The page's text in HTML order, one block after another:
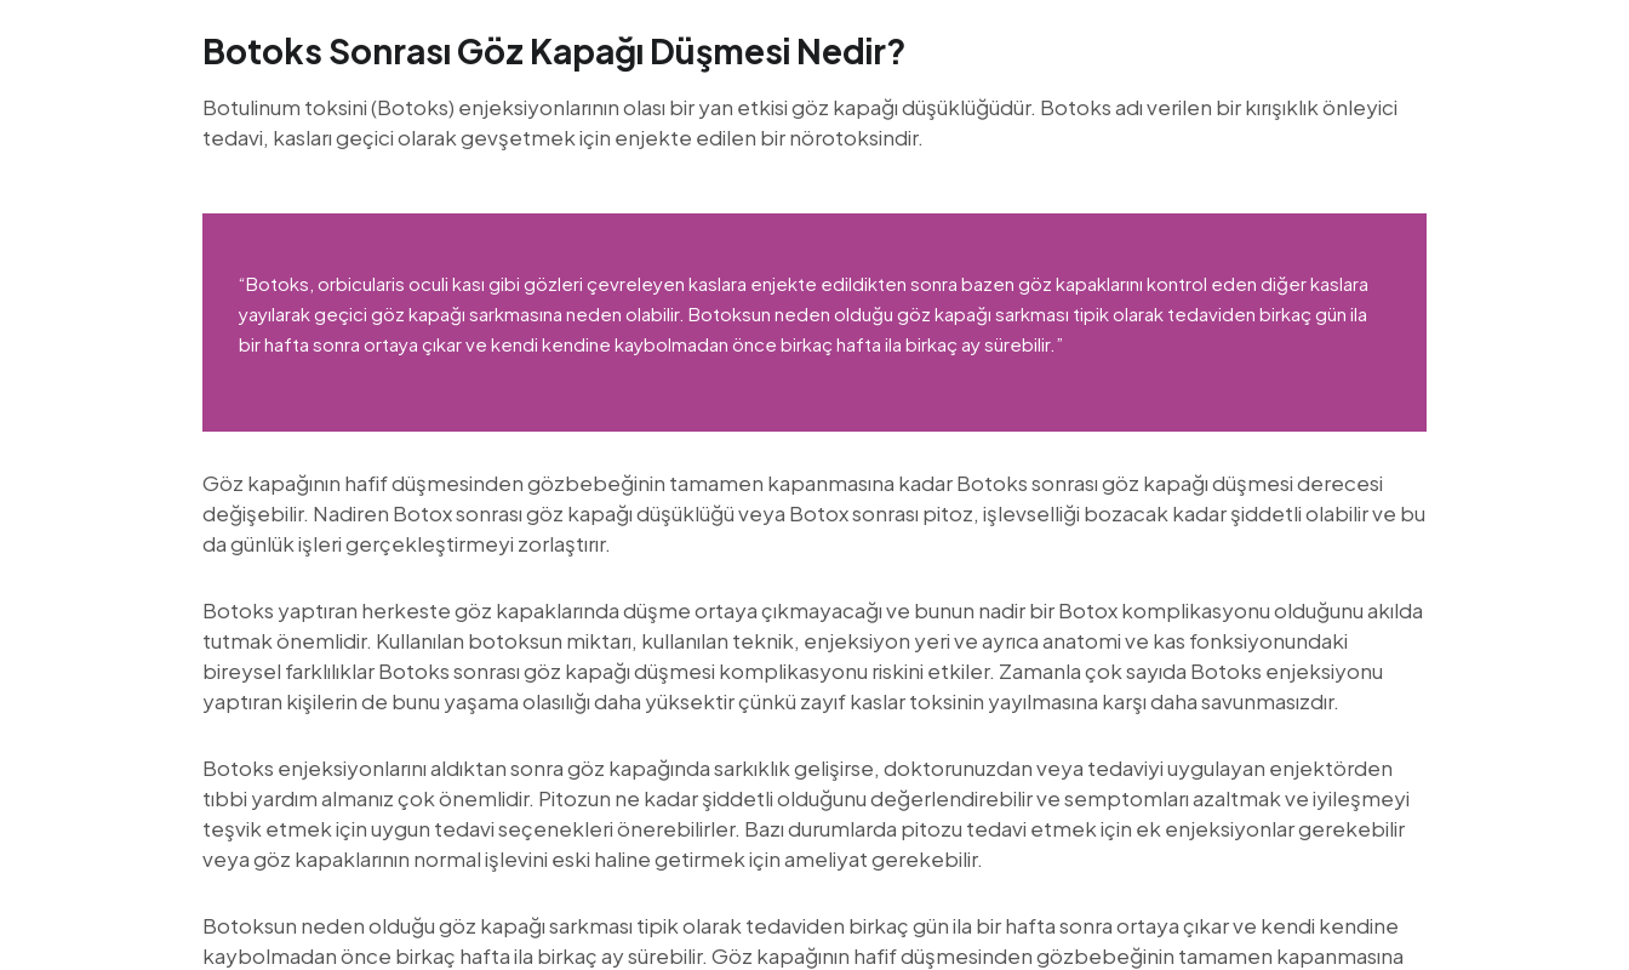
Botoks Sonrası Göz Kapağı Düşmesi Nedir?
Botulinum toksini (Botoks) enjeksiyonlarının olası bir yan etkisi göz kapağı düşüklüğüdür. Botoks adı verilen bir kırışıklık önleyici
tedavi, kasları geçici olarak gevşetmek için enjekte edilen bir nörotoksindir.
“Botoks, orbicularis oculi kası gibi gözleri çevreleyen kaslara enjekte edildikten sonra bazen göz kapaklarını kontrol eden diğer kaslara
yayılarak geçici göz kapağı sarkmasına neden olabilir. Botoksun neden olduğu göz kapağı sarkması tipik olarak tedaviden birkaç gün ila
bir hafta sonra ortaya çıkar ve kendi kendine kaybolmadan önce birkaç hafta ila birkaç ay sürebilir.”
Göz kapağının hafif düşmesinden gözbebeğinin tamamen kapanmasına kadar Botoks sonrası göz kapağı düşmesi derecesi
değişebilir. Nadiren Botox sonrası göz kapağı düşüklüğü veya Botox sonrası pitoz, işlevselliği bozacak kadar şiddetli olabilir ve bu
da günlük işleri gerçekleştirmeyi zorlaştırır.
Botoks yaptıran herkeste göz kapaklarında düşme ortaya çıkmayacağı ve bunun nadir bir Botox komplikasyonu olduğunu akılda
tutmak önemlidir. Kullanılan botoksun miktarı, kullanılan teknik, enjeksiyon yeri ve ayrıca anatomi ve kas fonksiyonundaki
bireysel farklılıklar Botoks sonrası göz kapağı düşmesi komplikasyonu riskini etkiler. Zamanla çok sayıda Botoks enjeksiyonu
yaptıran kişilerin de bunu yaşama olasılığı daha yüksektir çünkü zayıf kaslar toksinin yayılmasına karşı daha savunmasızdır.
Botoks enjeksiyonlarını aldıktan sonra göz kapağında sarkıklık gelişirse, doktorunuzdan veya tedaviyi uygulayan enjektörden
tıbbi yardım almanız çok önemlidir. Pitozun ne kadar şiddetli olduğunu değerlendirebilir ve semptomları azaltmak ve iyileşmeyi
teşvik etmek için uygun tedavi seçenekleri önerebilirler. Bazı durumlarda pitozu tedavi etmek için ek enjeksiyonlar gerekebilir
veya göz kapaklarının normal işlevini eski haline getirmek için ameliyat gerekebilir.
Botoksun neden olduğu göz kapağı sarkması tipik olarak tedaviden birkaç gün ila bir hafta sonra ortaya çıkar ve kendi kendine
kaybolmadan önce birkaç hafta ila birkaç ay sürebilir. Göz kapağının hafif düşmesinden gözbebeğinin tamamen kapanmasına